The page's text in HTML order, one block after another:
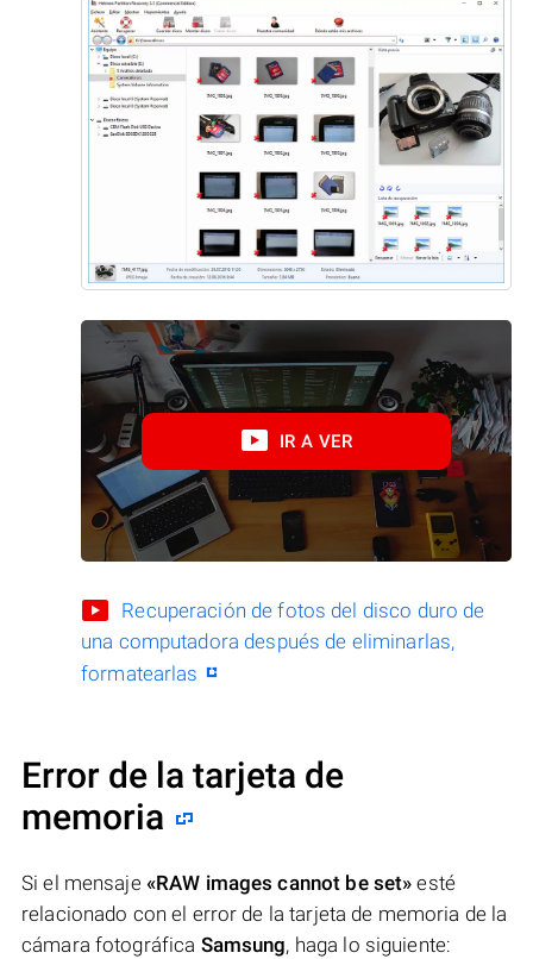
IR A VER
Recuperación de fotos del disco duro de
una computadora después de eliminarlas,
formatearlas
Error de la tarjeta de
memoria
Si el mensaje «RAW images cannot be set» esté
relacionado con el error de la tarjeta de memoria de la
cámara fotográfica Samsung, haga lo siguiente: